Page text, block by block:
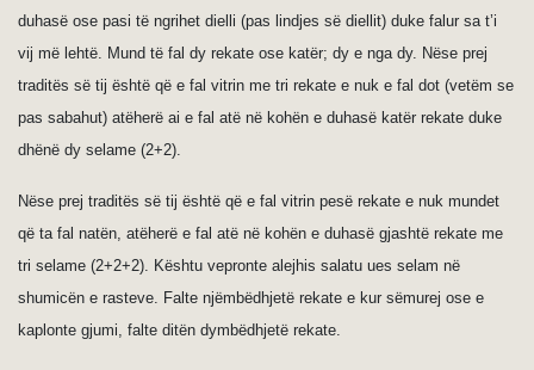
duhasë ose pasi të ngrihet dielli (pas lindjes së diellit) duke falur sa t’i
vij më lehtë. Mund të fal dy rekate ose katër; dy e nga dy. Nëse prej
traditës së tij është që e fal vitrin me tri rekate e nuk e fal dot (vetëm se
pas sabahut) atëherë ai e fal atë në kohën e duhasë katër rekate duke
dhënë dy selame (2+2).
Nëse prej traditës së tij është që e fal vitrin pesë rekate e nuk mundet
që ta fal natën, atëherë e fal atë në kohën e duhasë gjashtë rekate me
tri selame (2+2+2). Kështu vepronte alejhis salatu ues selam në
shumicën e rasteve. Falte njëmbëdhjetë rekate e kur sëmurej ose e
kaplonte gjumi, falte ditën dymbëdhjetë rekate.